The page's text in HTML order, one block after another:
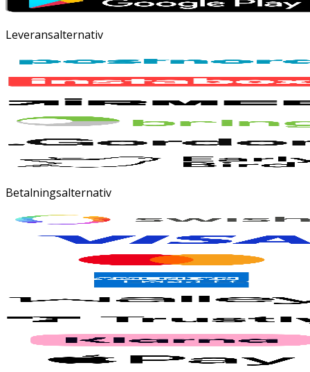
Leveransalternativ
Betalningsalternativ